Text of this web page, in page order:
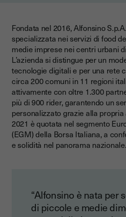
Che ruolo ha il nostro supporto
Risultati tangibili: 700 assunzioni
Quali benefici per la gestione
documentale?
Qual è il feedback dei clienti?
Una soluzione scalabile per tutta
Che impatto ha sull'ambiente?
Qual è l'impatto finanziario?
Perché scegliere Youtrust?
La digitalizzazione delle risorse
Fondata nel 2016, Alfonsino
specializzata nei servizi di food
medie imprese nei centri urbani
L’azienda si distingue per un
tecnologie digitali e per una rete
circa 200 comuni in 11 regioni
attivamente con oltre 1.300
più di 900 rider, garantendo un
personalizzato grazie alla
2021 è quotata nel segmento
(EGM) della Borsa Italiana, a
e solidità nel panorama nazionale.
“Alfonsino è nata per
di piccole e medie